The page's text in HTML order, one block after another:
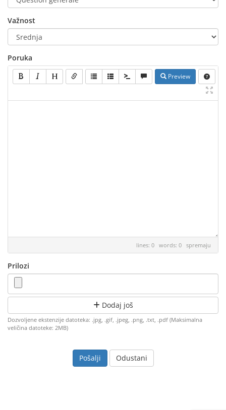
Važnost
Poruka
Preview
lines: 0 words: 0 spremaju
Prilozi
Dodaj još
Dozvoljene ekstenzije datoteka: .jpg, .gif, .jpeg, .png, .txt, .pdf (Maksimalna
veličina datoteke: 2MB)
Odustani